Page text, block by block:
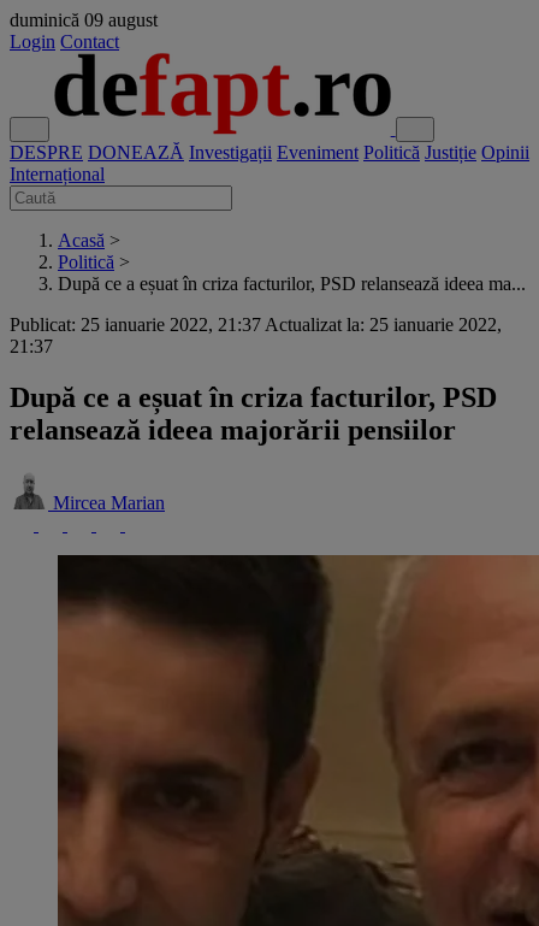
duminică 09 august
Login Contact
DESPRE DONEAZĂ Investigații Eveniment Politică Justiție Opinii
Internațional
Acasă >
Politică >
După ce a eșuat în criza facturilor, PSD relansează ideea ma...
Publicat: 25 ianuarie 2022, 21:37 Actualizat la: 25 ianuarie 2022,
21:37
După ce a eșuat în criza facturilor, PSD
relansează ideea majorării pensiilor
Mircea Marian